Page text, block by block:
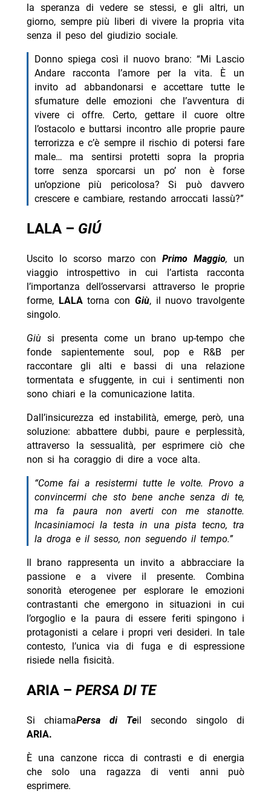
la speranza di vedere se stessi, e gli altri, un
giorno, sempre più liberi di vivere la propria vita
senza il peso del giudizio sociale.
Donno spiega così il nuovo brano: “Mi Lascio
Andare racconta l’amore per la vita. È un
invito ad abbandonarsi e accettare tutte le
sfumature delle emozioni che l’avventura di
vivere ci offre. Certo, gettare il cuore oltre
l’ostacolo e buttarsi incontro alle proprie paure
terrorizza e c’è sempre il rischio di potersi fare
male… ma sentirsi protetti sopra la propria
torre senza sporcarsi un po’ non è forse
un’opzione più pericolosa? Si può davvero
crescere e cambiare, restando arroccati lassù?”
LALA – GIÚ
Uscito lo scorso marzo conPrimo Maggio, un
viaggio introspettivo in cui l’artista racconta
l’importanza dell’osservarsi attraverso le proprie
forme, LALAtorna con Giù, il nuovo travolgente
singolo.
Giùsi presenta come un brano up-tempo che
fonde sapientemente soul, pop e R&B per
raccontare gli alti e bassi di una relazione
tormentata e sfuggente, in cui i sentimenti non
sono chiari e la comunicazione latita.
Dall’insicurezza ed instabilità, emerge, però, una
soluzione: abbattere dubbi, paure e perplessità,
attraverso la sessualità, per esprimere ciò che
non si ha coraggio di dire a voce alta.
“Come fai a resistermi tutte le volte. Provo a
convincermi che sto bene anche senza di te,
ma fa paura non averti con me stanotte.
Incasiniamoci la testa in una pista tecno, tra
la droga e il sesso, non seguendo il tempo.”
Il brano rappresenta un invito a abbracciare la
passione e a vivere il presente. Combina
sonorità eterogenee per esplorare le emozioni
contrastanti che emergono in situazioni in cui
l’orgoglio e la paura di essere feriti spingono i
protagonisti a celare i propri veri desideri. In tale
contesto, l’unica via di fuga e di espressione
risiede nella fisicità.
ARIA – PERSA DI TE
Si chiamaPersa di Teil secondo singolo di
ARIA.
È una canzone ricca di contrasti e di energia
che solo una ragazza di venti anni può
esprimere.